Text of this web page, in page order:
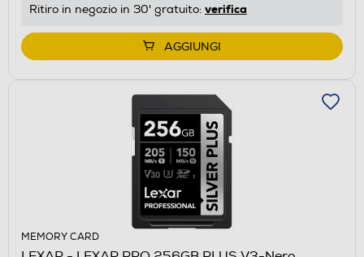
Ritiro in negozio in 30' gratuito: verifica
AGGIUNGI
MEMORY CARD